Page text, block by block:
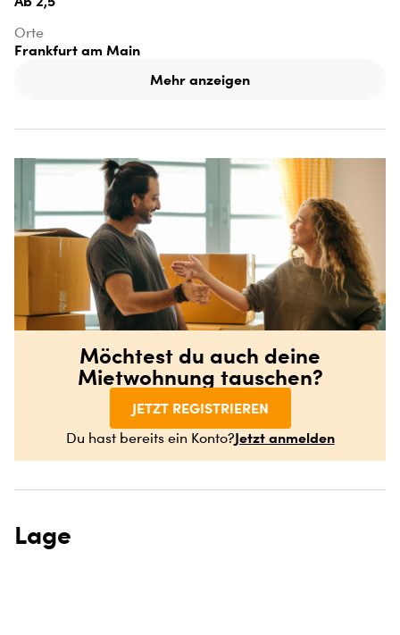
Orte
Frankfurt am Main
Mehr anzeigen
Möchtest du auch deine
Mietwohnung tauschen?
JETZT REGISTRIEREN
Du hast bereits ein Konto?Jetzt anmelden
Lage